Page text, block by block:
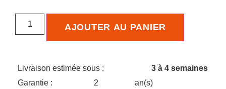
AJOUTER AU PANIER
Livraison estimée sous :
3 à 4 semaines
Garantie :
2 an(s)